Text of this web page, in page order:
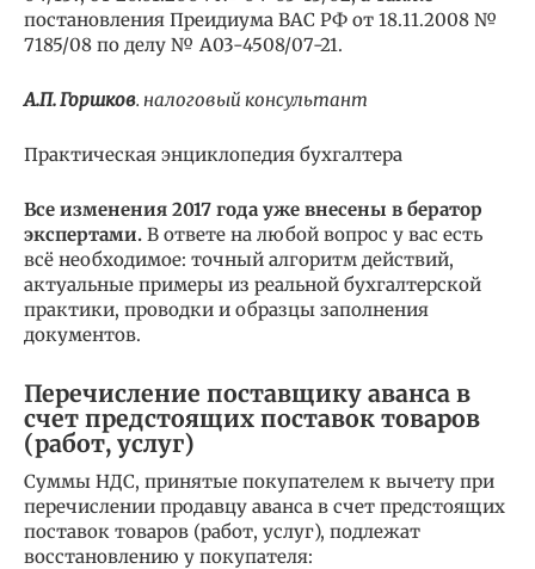
постановления Преидиума ВАС РФ от 18.11.2008 №
7185/08 по делу № А03-4508/07-21.
А.П. Горшков. налоговый консультант
Практическая энциклопедия бухгалтера
Все изменения 2017 года уже внесены в бератор
экспертами. В ответе на любой вопрос у вас есть
всё необходимое: точный алгоритм действий,
актуальные примеры из реальной бухгалтерской
практики, проводки и образцы заполнения
документов.
Перечисление поставщику аванса в
счет предстоящих поставок товаров
(работ, услуг)
Суммы НДС, принятые покупателем к вычету при
перечислении продавцу аванса в счет предстоящих
поставок товаров (работ, услуг), подлежат
восстановлению у покупателя: